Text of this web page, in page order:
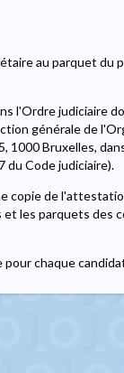
au parquet du
l'Ordre judiciaire
générale de
1000 Bruxelles,
du Code judiciaire).
copie de
les parquets des
chaque